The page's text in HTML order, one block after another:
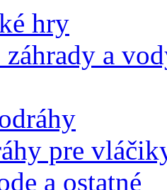
hry
a
pre
a ostatné